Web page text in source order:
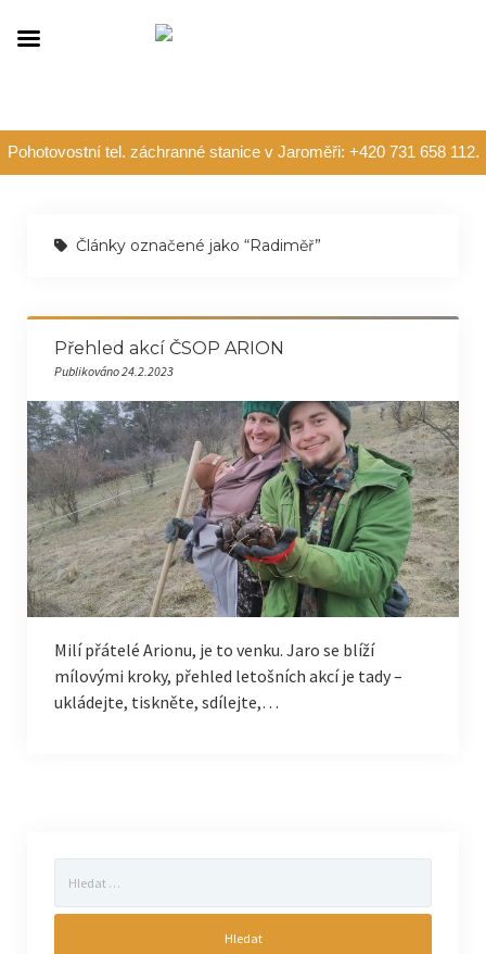
Pohotovostní tel. záchranné stanice v Jaroměři: +420 731 658 112.
Články označené jako “Radiměř”
Přehled akcí ČSOP ARION
Publikováno 24.2.2023
Milí přátelé Arionu, je to venku. Jaro se blíží
mílovými kroky, přehled letošních akcí je tady –
ukládejte, tiskněte, sdílejte,…